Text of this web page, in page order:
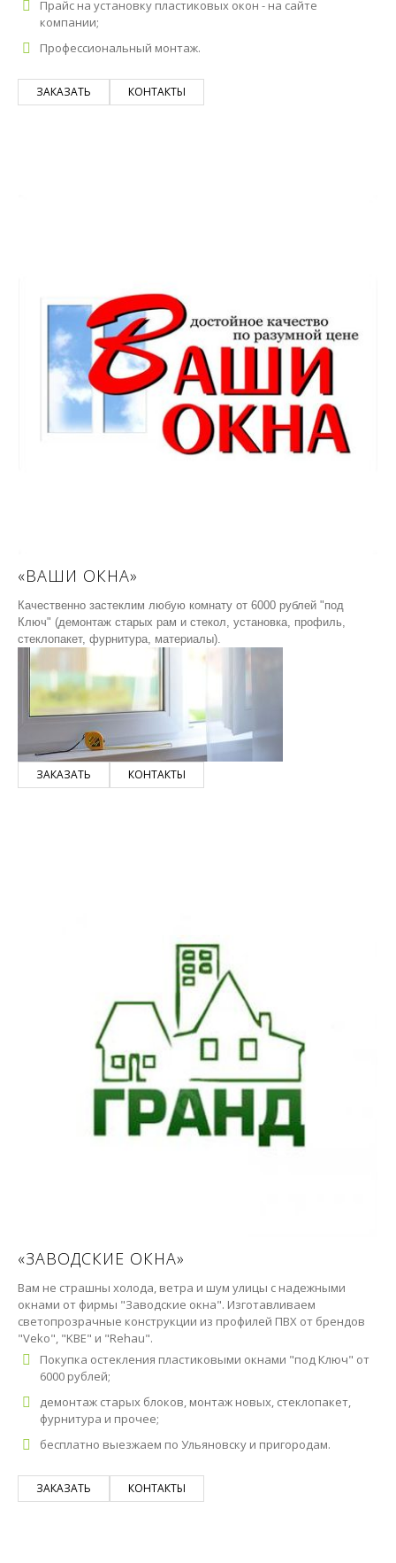
Прайс на установку пластиковых окон - на сайте
компании;
Профессиональный монтаж.
ЗАКАЗАТЬ КОНТАКТЫ
«ВАШИ ОКНА»
Качественно застеклим любую комнату от 6000 рублей "под
Ключ" (демонтаж старых рам и стекол, установка, профиль,
стеклопакет, фурнитура, материалы).
ЗАКАЗАТЬ КОНТАКТЫ
«ЗАВОДСКИЕ ОКНА»
Вам не страшны холода, ветра и шум улицы с надежными
окнами от фирмы "Заводские окна". Изготавливаем
светопрозрачные конструкции из профилей ПВХ от брендов
"Veko", "KBE" и "Rehau".
Покупка остекления пластиковыми окнами "под Ключ" от
6000 рублей;
демонтаж старых блоков, монтаж новых, стеклопакет,
фурнитура и прочее;
бесплатно выезжаем по Ульяновску и пригородам.
ЗАКАЗАТЬ КОНТАКТЫ